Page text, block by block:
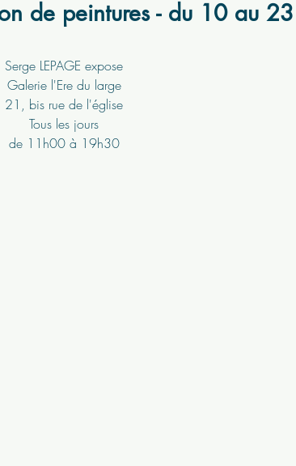
de peintures - du 10 au 23
Serge LEPAGE expose
Galerie l'Ere du large
21, bis rue de l'église
Tous les jours
de 11h00 à 19h30